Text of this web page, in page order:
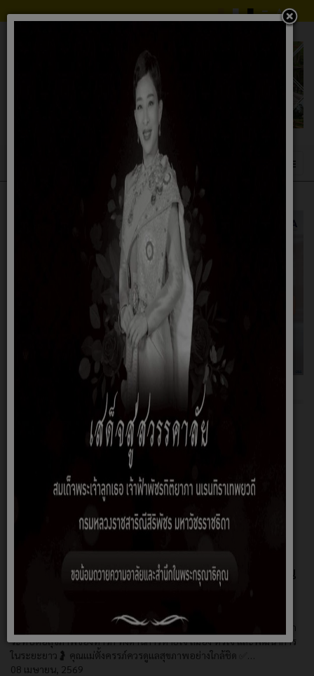
ข่าวประชาสัมพันธ์
ประชาสัมพันธ์...รู้ทัน ป้องกันการคลอดก่อน
รู้ทัน ป้องกันการคลอดก่อนกำหนด เพื่อแม่และลูกน้อยที่แข็งแรง 👶การ
คลอดก่อนกำหนด คือ การคลอดก่อนอายุครรภ์ 37 สัปดาห์ ซึ่งอาจส่งผลก
ระทบต่อสุขภาพของทารก ทั้งด้านการหายใจ สมอง หัวใจ และพัฒนาการ
ในระยะยาว🤰 คุณแม่ตั้งครรภ์ควรดูแลสุขภาพอย่างใกล้ชิด ✅…
08 เมษายน, 2569